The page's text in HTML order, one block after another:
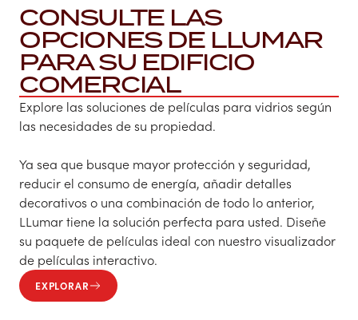
CONSULTE LAS
OPCIONES DE LLUMAR
PARA SU EDIFICIO
COMERCIAL
Explore las soluciones de películas para vidrios según
las necesidades de su propiedad.
Ya sea que busque mayor protección y seguridad,
reducir el consumo de energía, añadir detalles
decorativos o una combinación de todo lo anterior,
LLumar tiene la solución perfecta para usted. Diseñe
su paquete de películas ideal con nuestro visualizador
de películas interactivo.
EXPLORAR